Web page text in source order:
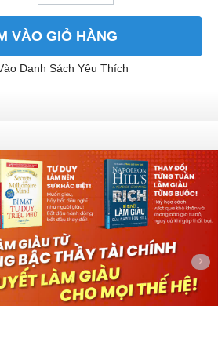
VÀO GIỎ HÀNG
Danh Sách Yêu Thích